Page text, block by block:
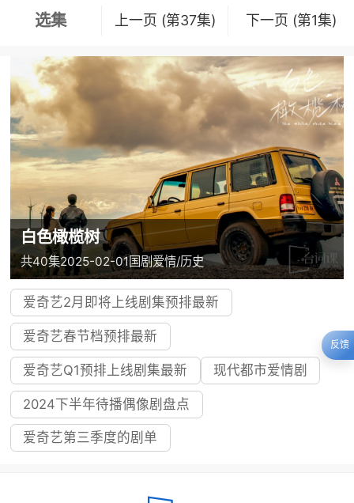
选集 上一页 (第37集) 下一页 (第1集)
白色橄榄树
共40集2025-02-01国剧爱情/历史
爱奇艺2月即将上线剧集预排最新
爱奇艺春节档预排最新
爱奇艺Q1预排上线剧集最新 现代都市爱情剧
2024下半年待播偶像剧盘点
爱奇艺第三季度的剧单
反馈